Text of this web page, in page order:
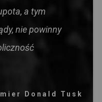
a tym
nie powinny
Donald Tusk